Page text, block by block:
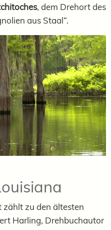
, dem Drehort des
aus Staal“.
zählt zu den ältesten
Harling, Drehbuchautor